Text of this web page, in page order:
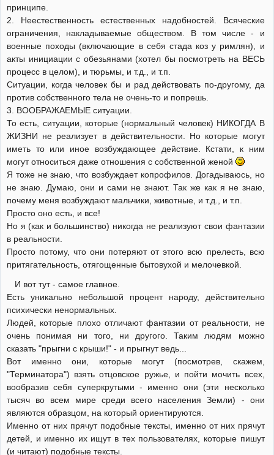
принципе.
2. Неестественность естественных надобностей. Всяческие
ограничения, накладываемые обществом. В том числе - и
военные походы (включающие в себя стада коз у римлян), и
акты инициации с обезьянами (хотел бы посмотреть на ВЕСЬ
процесс в целом), и тюрьмы, и т.д., и т.п.
Ситуации, когда человек бы и рад действовать по-другому, да
против собственного тела не очень-то и попрешь.
3. ВООБРАЖАЕМЫЕ ситуации.
То есть, ситуации, которые (нормальный человек) НИКОГДА В
ЖИЗНИ не реализует в действительности. Но которые могут
иметь то или иное возбуждающее действие. Кстати, к ним
могут относиться даже отношения с собственной женой
Я тоже не знаю, что возбуждает копрофилов. Догадываюсь, но
не знаю. Думаю, они и сами не знают. Так же как я не знаю,
почему меня возбуждают мальчики, животные, и т.д., и т.п.
Просто оно есть, и все!
Но я (как и большинство) никогда не реализуют свои фантазии
в реальности.
Просто потому, что они потеряют от этого всю прелесть, всю
притягательность, отягощенные бытовухой и мелочевкой.
И вот тут - самое главное.
Есть уникально небольшой процент народу, действительно
психически ненормальных.
Людей, которые плохо отличают фантазии от реальности, не
очень понимая ни того, ни другого. Таким людям можно
сказать "прыгни с крыши!" - и прыгнут ведь...
Вот именно они, которые могут (посмотрев, скажем,
"Терминатора") взять отцовское ружье, и пойти мочить всех,
вообразив себя суперкрутыми - именно они (эти несколько
тысяч во всем мире среди всего населения Земли) - они
являются образцом, на который ориентируются.
Именно от них прячут подобные тексты, именно от них прячут
детей, и именно их ищут в тех пользователях, которые пишут
(и читают) подобные тексты.